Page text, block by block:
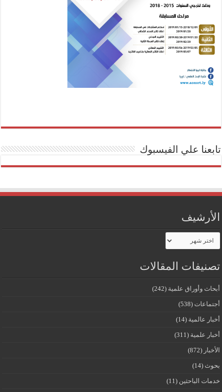
تابعنا علي الفيسبوك
الأرشيف
الأرشيف
تصنيفات المقالات
أبحاث وأوراق علمية (242)
أجتماعات (538)
أخبار عالمية (14)
أخبار علمية (311)
الأخبار (872)
بحوث (14)
خدمات الباحثين (11)